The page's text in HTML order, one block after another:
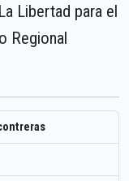
Libertad para el
Regional